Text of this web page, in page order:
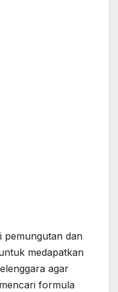
pemungutan dan
medapatkan
agar
formula